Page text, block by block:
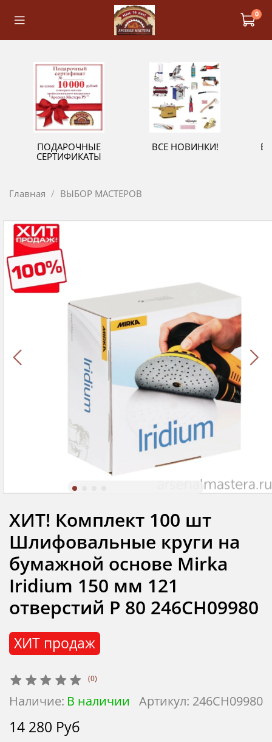
0
ПОДАРОЧНЫЕ
СЕРТИФИКАТЫ
ВСЕ НОВИНКИ!
Главная ВЫБОР МАСТЕРОВ
(0)
Артикул: 246CH09980
Наличие: В наличии
ХИТ продаж
ХИТ! Комплект 100 шт
Шлифовальные круги на
бумажной основе Mirka
Iridium 150 мм 121
отверстий Р 80 246CH09980
14 280 Руб